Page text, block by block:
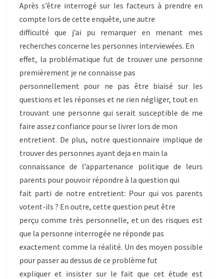
Après s’être interrogé sur les facteurs à prendre en
compte lors de cette enquête, une autre
difficulté que j’ai pu remarquer en menant mes
recherches concerne les personnes interviewées. En
effet, la problématique fut de trouver une personne
premièrement je ne connaisse pas
personnellement pour ne pas être biaisé sur les
questions et les réponses et ne rien négliger, tout en
trouvant une personne qui serait susceptible de me
faire assez confiance pour se livrer lors de mon
entretient. De plus, notre questionnaire implique de
trouver des personnes ayant deja en main la
connaissance de l’appartenance politique de leurs
parents pour pouvoir répondre à la question qui
fait parti de notre entretient: Pour qui vos parents
votent-ils ? En outre, cette question peut être
perçu comme très personnelle, et un des risques est
que la personne interrogée ne réponde pas
exactement comme la réalité. Un des moyen possible
pour passer au dessus de ce problème fut
expliquer et insister sur le fait que cet étude est